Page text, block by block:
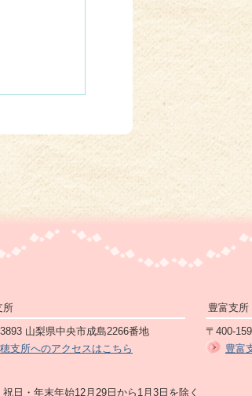
所
山梨県中央市成島2266番地
支所へのアクセスはこちら
豊富支所
〒400-
豊富
・年末年始12月29日から1月3日を除く